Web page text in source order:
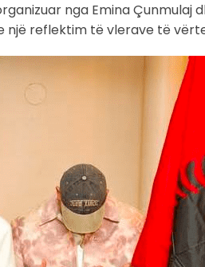
nga Emina Çunmulaj
një reflektim të vlerave të